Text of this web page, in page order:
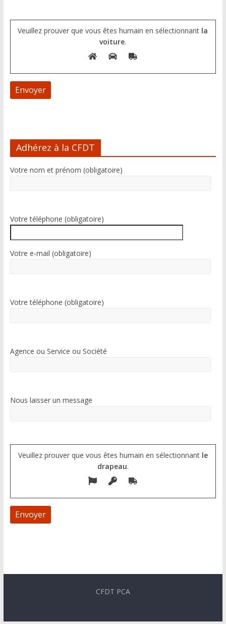
Veuillez prouver que vous êtes humain en sélectionnant la
voiture.
l
e
r
i
v
e
:
Adhérez à la CFDT
Votre nom et prénom (obligatoire)
Votre téléphone (obligatoire)
Votre e-mail (obligatoire)
Votre téléphone (obligatoire)
Agence ou Service ou Société
Nous laisser un message
Veuillez prouver que vous êtes humain en sélectionnantle
drapeau.
t
CFDT PCA